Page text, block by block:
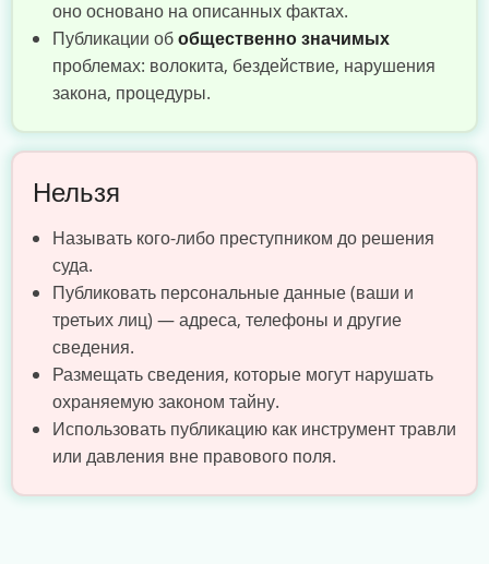
оно основано на описанных фактах.
Публикации обобщественно значимых
проблемах: волокита, бездействие, нарушения
закона, процедуры.
Нельзя
Называть кого-либо преступником до решения
суда.
Публиковать персональные данные (ваши и
третьих лиц) — адреса, телефоны и другие
сведения.
Размещать сведения, которые могут нарушать
охраняемую законом тайну.
Использовать публикацию как инструмент травли
или давления вне правового поля.